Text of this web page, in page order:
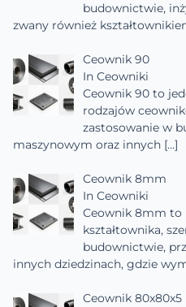
budownictwie,
zwany również
Ceownik 90
In Ceowniki
Ceownik 90 to
rodzajów
zastosowanie w
maszynowym oraz innych […]
Ceownik 8mm
In Ceowniki
Ceownik 8mm to
kształtownika,
budownictwie,
innych dziedzinach, gdzie
Ceownik 80x80x5